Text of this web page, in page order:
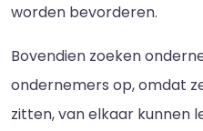
worden bevorderen.
Bovendien zoeken
ondernemers op, omdat
zitten, van elkaar kunnen